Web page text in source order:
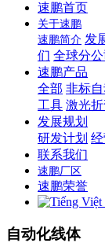
速鹏首页
关于速鹏
速鹏简介 发
们 全球分公
速鹏产品
全部 非标
工具 激光
发展规划
研发计划
联系我们
速鹏厂区
速鹏荣誉
自动化线体